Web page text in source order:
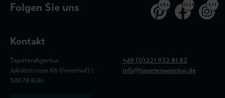
Folgen Sie uns 4,9 k 32,5 k 3,1 k
Kontakt
TapetenAgentur
Jakobstrasse 66 (Innenhof) |
50678 Köln
+49 (0)221 932 81 82
info@tapetenagentur.de